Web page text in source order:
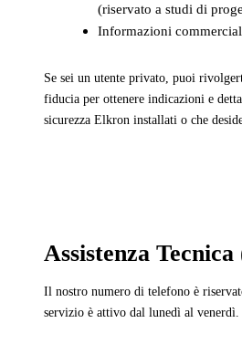
(riservato a studi di
Informazioni
Se sei un utente privato, puoi
fiducia per ottenere indicazioni e
sicurezza Elkron installati o che
Assistenza
Il nostro numero di telefono è
servizio è attivo dal lunedì al venerdì.